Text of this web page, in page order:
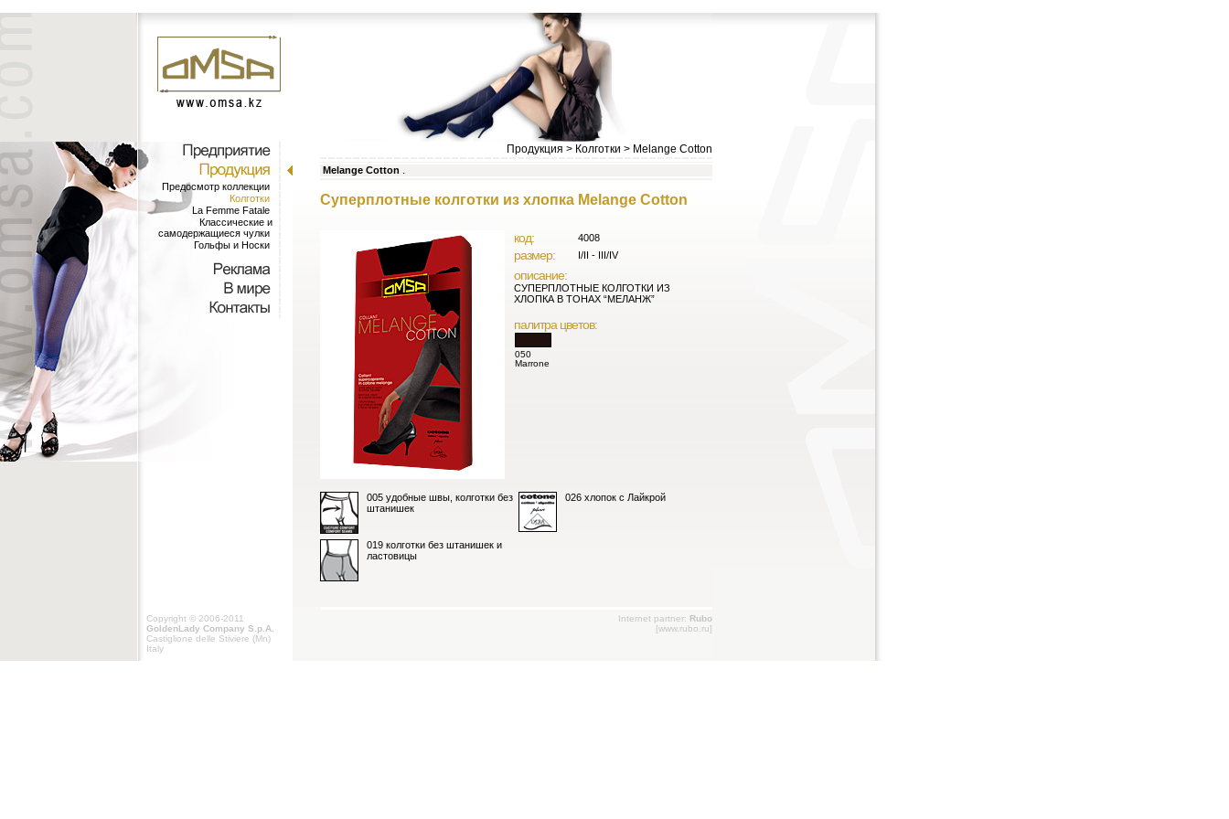
Предосмотр коллекции
Колготки
La Femme Fatale
Классические и
самодержащиеся чулки
Гольфы и Носки
Продукция > Колготки > Melange Cotton
Melange Cotton .
Cуперплотные колготки из хлопка Melange Cotton
код: 4008
размер: I/II - III/IV
описание:
СУПЕРПЛОТНЫЕ КОЛГОТКИ ИЗ
ХЛОПКА В ТОНАХ “МЕЛАНЖ”
палитра цветов:
050
Marrone
005 удобные швы, колготки без
штанишек
026 хлопок с Лайкрой
019 колготки без штанишек и
ластовицы
Copyright © 2006-2011
GoldenLady Company S.p.A.
Castiglione delle Stiviere (Mn)
Italy
Internet partner: Rubo
[www.rubo.ru]